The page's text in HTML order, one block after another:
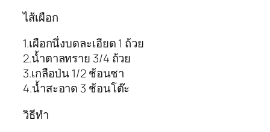
ไส้เผือก
1.เผือกนึ่งบดละเอียด 1 ถ้วย
2.น้ำตาลทราย 3/4 ถ้วย
3.เกลือป่น 1/2 ช้อนชา
4.น้ำสะอาด 3 ช้อนโต๊ะ
วิธีทำ